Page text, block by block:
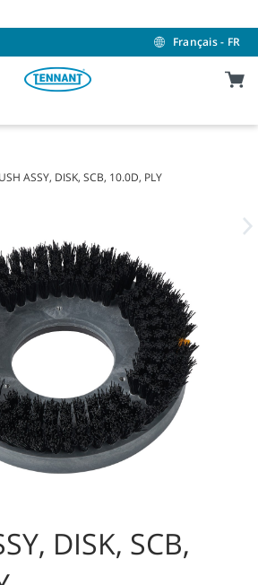
Français - FR
ASSY, DISK, SCB, 10.0D, PLY
DISK, SCB,